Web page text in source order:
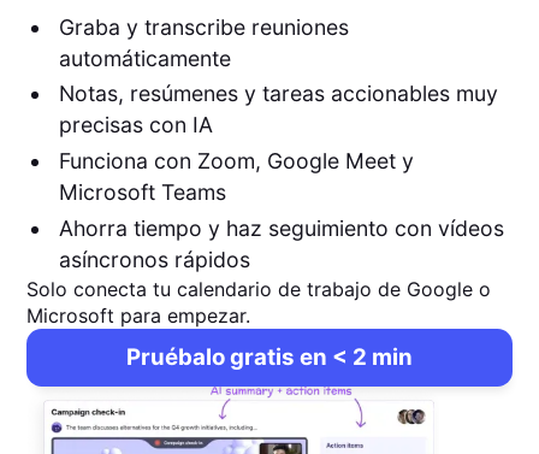
Graba y transcribe reuniones
automáticamente
Notas, resúmenes y tareas accionables muy
precisas con IA
Funciona con Zoom, Google Meet y
Microsoft Teams
Ahorra tiempo y haz seguimiento con vídeos
asíncronos rápidos
Solo conecta tu calendario de trabajo de Google o
Microsoft para empezar.
Pruébalo gratis en < 2 min